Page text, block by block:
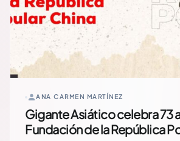
ANA CARMEN MARTÍNEZ
Gigante Asiático celebra 73
Fundación de la República